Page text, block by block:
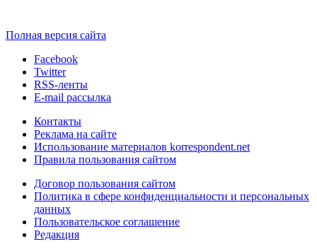
Полная версия сайта
Facebook
Twitter
RSS-ленты
E-mail рассылка
Контакты
Реклама на сайте
Использование материалов korrespondent.net
Правила пользования сайтом
Договор пользования сайтом
Политика в сфере конфиденциальности и персональных
данных
Пользовательское соглашение
Редакция